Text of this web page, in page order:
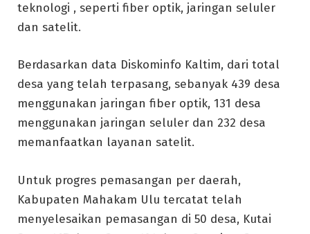
teknologi , seperti fiber optik, jaringan seluler
dan satelit.
Berdasarkan data Diskominfo Kaltim, dari total
desa yang telah terpasang, sebanyak 439 desa
menggunakan jaringan fiber optik, 131 desa
menggunakan jaringan seluler dan 232 desa
memanfaatkan layanan satelit.
Untuk progres pemasangan per daerah,
Kabupaten Mahakam Ulu tercatat telah
menyelesaikan pemasangan di 50 desa, Kutai